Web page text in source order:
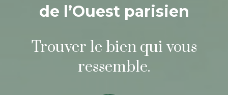
de l’Ouest parisien
Trouver le bien qui vous
ressemble.